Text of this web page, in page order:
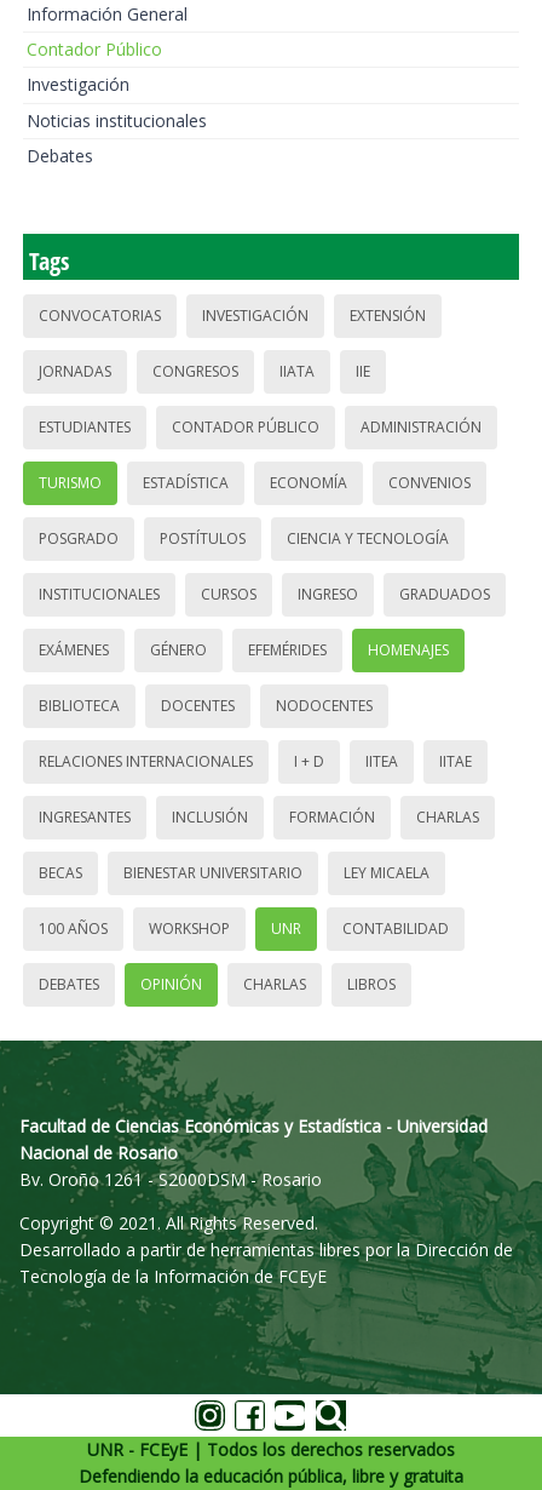
Información General
Contador Público
Investigación
Noticias institucionales
Debates
Tags
CONVOCATORIAS INVESTIGACIÓN EXTENSIÓN
JORNADAS CONGRESOS IIATA IIE
ESTUDIANTES CONTADOR PÚBLICO ADMINISTRACIÓN
TURISMO ESTADÍSTICA ECONOMÍA CONVENIOS
POSGRADO POSTÍTULOS CIENCIA Y TECNOLOGÍA
INSTITUCIONALES CURSOS INGRESO GRADUADOS
EXÁMENES GÉNERO EFEMÉRIDES HOMENAJES
BIBLIOTECA DOCENTES NODOCENTES
RELACIONES INTERNACIONALES I + D IITEA IITAE
INGRESANTES INCLUSIÓN FORMACIÓN CHARLAS
BECAS BIENESTAR UNIVERSITARIO LEY MICAELA
100 AÑOS WORKSHOP UNR CONTABILIDAD
DEBATES OPINIÓN CHARLAS LIBROS
Facultad de Ciencias Económicas y Estadística - Universidad
Nacional de Rosario
Bv. Oroño 1261 - S2000DSM - Rosario
Copyright © 2021. All Rights Reserved.
Desarrollado a partir de herramientas libres por la Dirección de
Tecnología de la Información de FCEyE
UNR - FCEyE | Todos los derechos reservados
Defendiendo la educación pública, libre y gratuita